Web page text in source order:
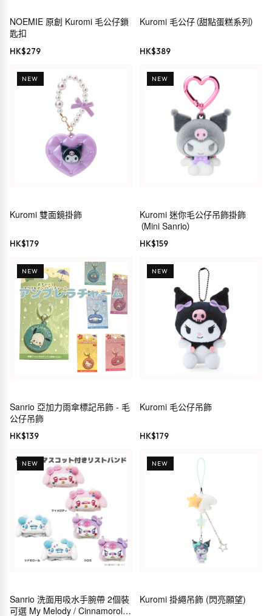
NOEMIE 原創 Kuromi 毛公仔鎖
匙扣
HK$279
Kuromi 毛公仔（甜點蛋糕系列）
HK$389
NEW
Kuromi 雙面鏡掛飾
HK$179
NEW
Kuromi 迷你毛公仔吊飾掛飾
（Mini Sanrio）
HK$159
NEW
Sanrio 亞加力雨傘標記吊飾 - 毛
公仔吊飾
HK$139
NEW
Kuromi 毛公仔吊飾
HK$179
NEW
Sanrio 洗面用吸水手腕帶 2個裝
可選 My Melody / Cinnamoroll /
NEW
Kuromi 掛繩吊飾 (閃亮願望)